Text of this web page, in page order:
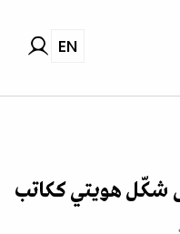
EN
شكّل هويتي ككاتب